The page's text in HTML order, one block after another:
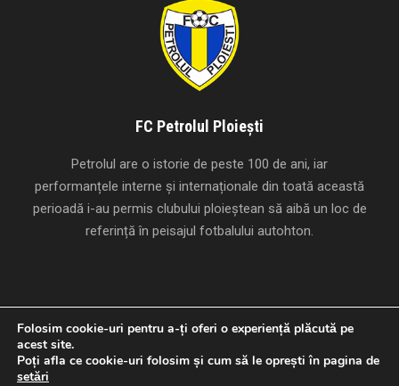
FC Petrolul Ploiești
Petrolul are o istorie de peste 100 de ani, iar
performanțele interne și internaționale din toată această
perioadă i-au permis clubului ploieștean să aibă un loc de
referință în peisajul fotbalului autohton.
Creat cu
Copyright 1924-2026 FC Petrolul Ploiești, Toate drepturile
Folosim cookie-uri pentru a-ți oferi o experiență plăcută pe
acest site.
Poți afla ce cookie-uri folosim și cum să le oprești în pagina de
setări